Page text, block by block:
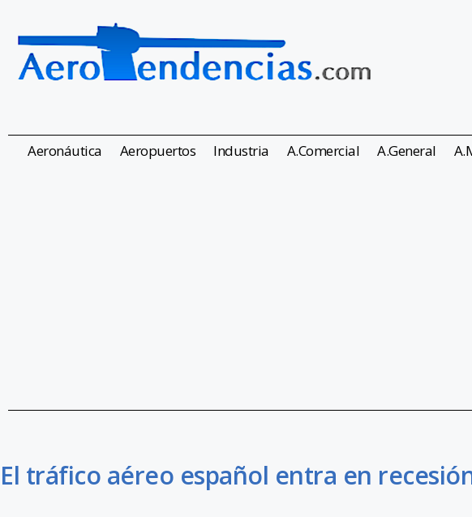
Aeronáutica Aeropuertos Industria A.Comercial A.General
El tráfico aéreo español entra en